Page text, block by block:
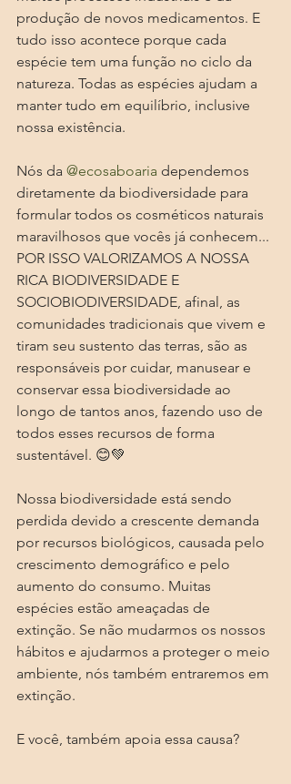
produção de novos medicamentos. E
tudo isso acontece porque cada
espécie tem uma função no ciclo da
natureza. Todas as espécies ajudam a
manter tudo em equilíbrio, inclusive
nossa existência.
Nós da @ecosaboaria dependemos
diretamente da biodiversidade para
formular todos os cosméticos naturais
maravilhosos que vocês já conhecem...
POR ISSO VALORIZAMOS A NOSSA
RICA BIODIVERSIDADE E
SOCIOBIODIVERSIDADE, afinal, as
comunidades tradicionais que vivem e
tiram seu sustento das terras, são as
responsáveis por cuidar, manusear e
conservar essa biodiversidade ao
longo de tantos anos, fazendo uso de
todos esses recursos de forma
sustentável. 😊💚
Nossa biodiversidade está sendo
perdida devido a crescente demanda
por recursos biológicos, causada pelo
crescimento demográfico e pelo
aumento do consumo. Muitas
espécies estão ameaçadas de
extinção. Se não mudarmos os nossos
hábitos e ajudarmos a proteger o meio
ambiente, nós também entraremos em
extinção.
E você, também apoia essa causa?